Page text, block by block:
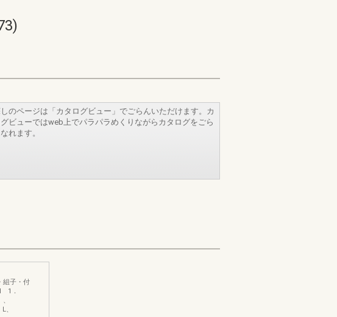
のページは「カタログビュー」でごらんいただけます。カ
グビューではweb上でパラパラめくりながらカタログをごら
れます。
組子・付
1．
、